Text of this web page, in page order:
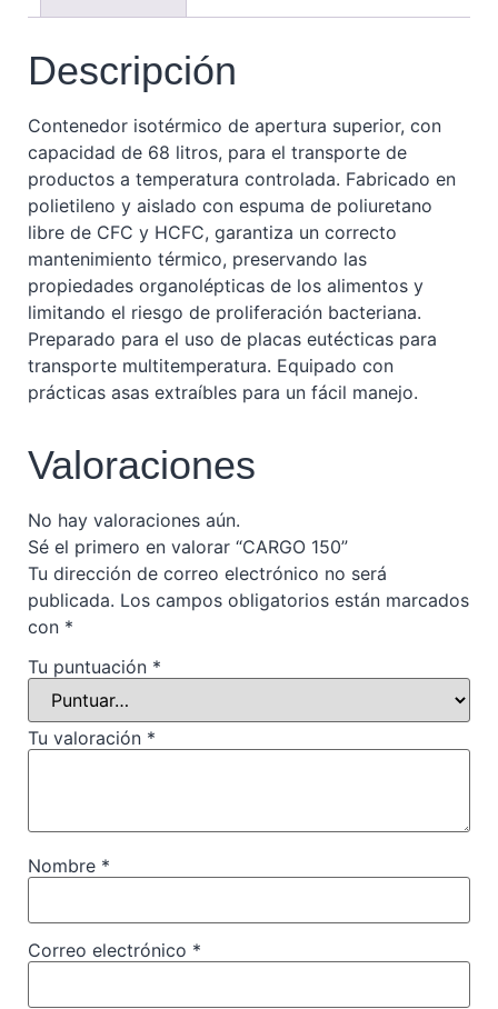
Descripción
Contenedor isotérmico de apertura superior, con
capacidad de 68 litros, para el transporte de
productos a temperatura controlada. Fabricado en
polietileno y aislado con espuma de poliuretano
libre de CFC y HCFC, garantiza un correcto
mantenimiento térmico, preservando las
propiedades organolépticas de los alimentos y
limitando el riesgo de proliferación bacteriana.
Preparado para el uso de placas eutécticas para
transporte multitemperatura. Equipado con
prácticas asas extraíbles para un fácil manejo.
Valoraciones
No hay valoraciones aún.
Sé el primero en valorar “CARGO 150”
Tu dirección de correo electrónico no será
publicada. Los campos obligatorios están marcados
con *
Tu puntuación *
Tu valoración *
Nombre *
Correo electrónico *